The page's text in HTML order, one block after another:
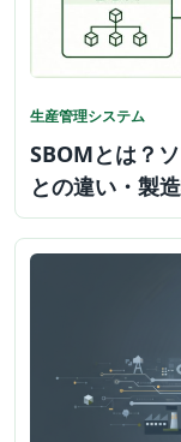
生産管理システム
SBOMとは？
との違い・製